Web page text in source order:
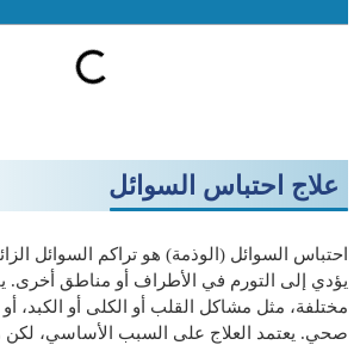
علاج احتباس السوائل
احتباس السوائل (الوذمة) هو تراكم السوائل
يؤدي إلى التورم في الأطراف أو مناطق
مختلفة، مثل مشاكل القلب أو الكلى أو الكبد،
صحي. يعتمد العلاج على السبب الأساسي، لكن